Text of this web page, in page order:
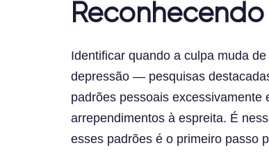
Identificar quando a culpa muda
depressão — pesquisas
padrões pessoais
arrependimentos à espreita. É
esses padrões é o primeiro passo